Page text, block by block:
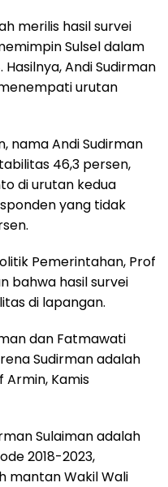
merilis hasil survei
Sulsel dalam
Andi Sudirman
urutan
nama Andi Sudirman
46,3 persen,
di urutan kedua
yang tidak
Pemerintahan, Prof
bahwa hasil survei
di lapangan.
dan Fatmawati
Sudirman adalah
Armin, Kamis
Sulaiman adalah
2018-2023,
mantan Wakil Wali